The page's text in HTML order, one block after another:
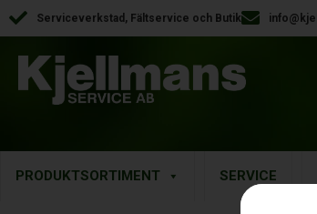
Serviceverkstad, Fältservice och Butik
PRODUKTSORTIMENT SERVICE